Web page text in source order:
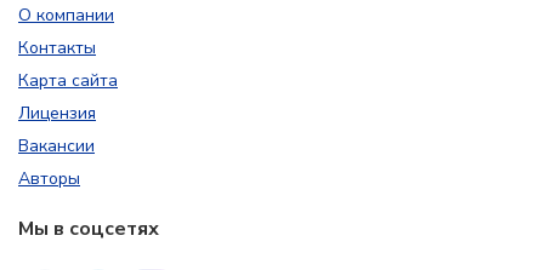
О компании
Контакты
Карта сайта
Лицензия
Вакансии
Авторы
Мы в соцсетях